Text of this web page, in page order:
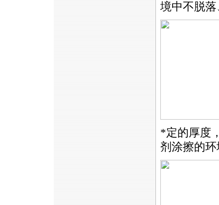
境中不脱
*定的厚度
剂涂擦的